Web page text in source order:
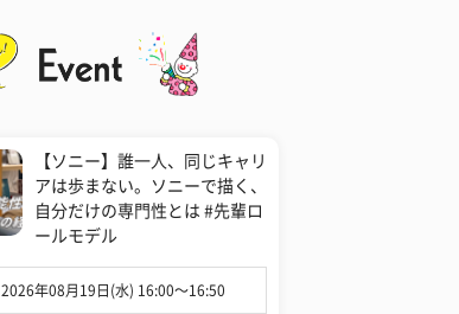
【ソニー】誰一人、同じキャリ
アは歩まない。ソニーで描く、
自分だけの専門性とは #先輩ロ
ールモデル
2026年08月19日(水) 16:00〜16:50